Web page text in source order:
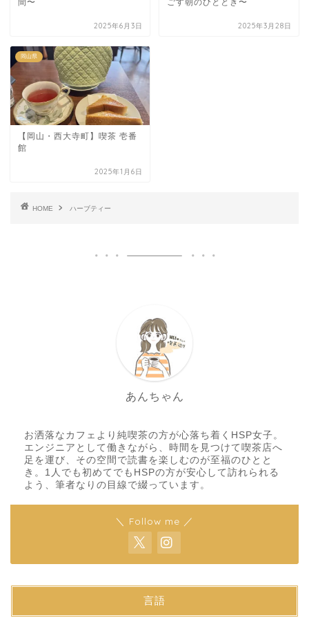
間〜
2025年6月3日
ごす朝のひととき〜
2025年3月28日
岡山県
【岡山・西大寺町】喫茶 壱番
館
2025年1月6日
HOME ハーブティー
あんちゃん
お洒落なカフェより純喫茶の方が心落ち着くHSP女子。
エンジニアとして働きながら、時間を見つけて喫茶店へ
足を運び、その空間で読書を楽しむのが至福のひとと
き。1人でも初めてでもHSPの方が安心して訪れられる
よう、筆者なりの目線で綴っています。
＼ Follow me ／
言語